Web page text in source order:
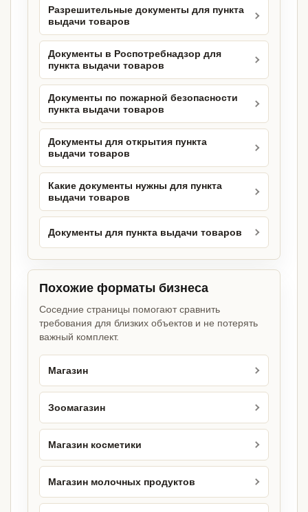
Разрешительные документы для пункта
выдачи товаров
Документы в Роспотребнадзор для
пункта выдачи товаров
Документы по пожарной безопасности
пункта выдачи товаров
Документы для открытия пункта
выдачи товаров
Какие документы нужны для пункта
выдачи товаров
Документы для пункта выдачи товаров
Похожие форматы бизнеса
Соседние страницы помогают сравнить
требования для близких объектов и не потерять
важный комплект.
Магазин
Зоомагазин
Магазин косметики
Магазин молочных продуктов